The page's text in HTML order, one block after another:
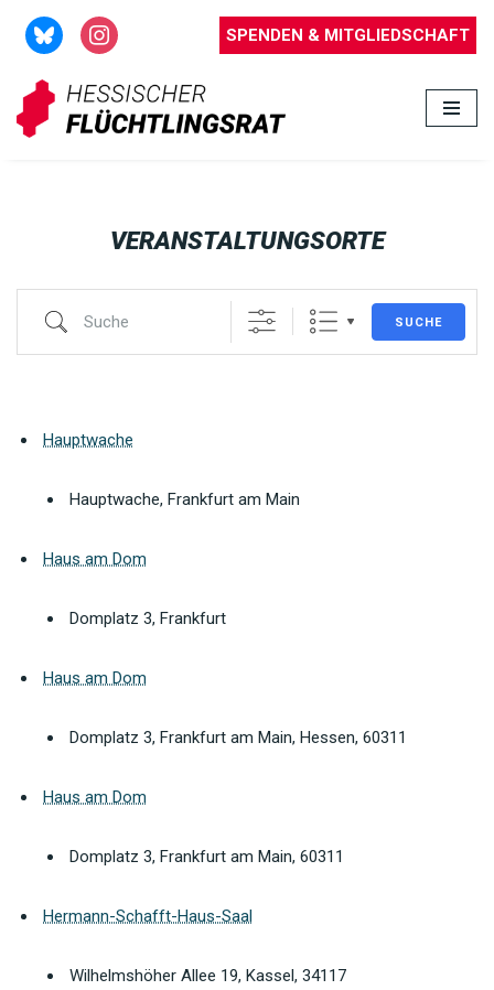
Zum
Inhalt
springen
SPENDEN & MITGLIEDSCHAFT
VERANSTALTUNGSORTE
SUCHE
Hauptwache
Hauptwache, Frankfurt am Main
Haus am Dom
Domplatz 3, Frankfurt
Haus am Dom
Domplatz 3, Frankfurt am Main, Hessen, 60311
Haus am Dom
Domplatz 3, Frankfurt am Main, 60311
Hermann-Schafft-Haus-Saal
Wilhelmshöher Allee 19, Kassel, 34117